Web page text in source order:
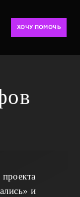
ХОЧУ ПОМОЧЬ
и